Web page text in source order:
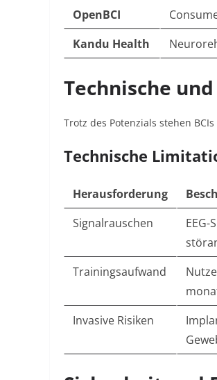
OpenBCI
Kandu Health
Technische
Trotz des Potenzials stehen
Technische
Herausforderung
Signalrauschen
Trainingsaufwand
Invasive Risiken